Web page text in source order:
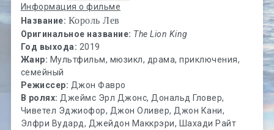
Информация о фильме
Название: Король Лев
Оригинальное название: The Lion King
Год выхода: 2019
Жанр: Мультфильм, мюзикл, драма, приключения,
семейный
Режиссер: Джон Фавро
В ролях: Джеймс Эрл Джонс, Дональд Гловер,
Чиветел Эджиофор, Джон Оливер, Джон Кани,
Элфри Вудард, Джейдон Маккрэри, Шахади Райт